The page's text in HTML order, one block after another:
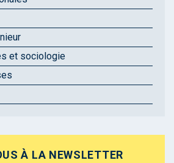
et sociologie
À LA NEWSLETTER